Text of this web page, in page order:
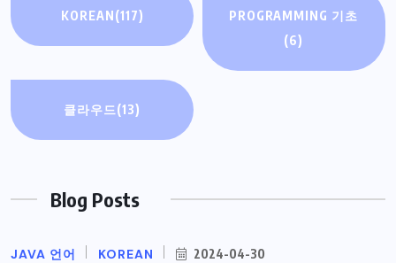
KOREAN(117)
PROGRAMMING 기초
(6)
클라우드 (13)
Blog Posts
JAVA 언어 KOREAN 2024-04-30